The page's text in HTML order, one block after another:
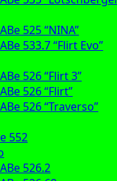
525 “NINA”
533.7 “Flirt Evo”
526 “Flirt 3”
526 “Flirt”
526 “Traverso”
552
526.2